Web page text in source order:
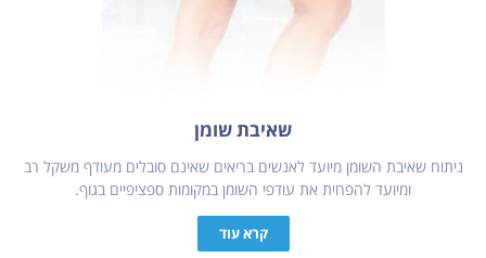
שאיבת שומן
ניתוח שאיבת השומן מיועד לאנשים בריאים שאינם סובלים מעודף משקל רב
ומיועד להפחית את עודפי השומן במקומות ספציפיים בגוף.
קרא עוד